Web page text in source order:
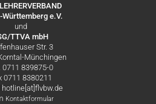
Württemberg e.V.
und
TTVA mbH
Str. 3
Münchingen
0711 839875-0
0711 8380211
hotline[at]flvbw.de
Kontaktformular